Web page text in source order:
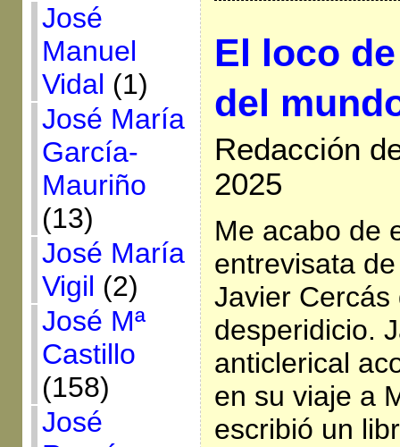
José
Manuel
Vidal (1)
José María
García-
Mauriño
(13)
José María
Vigil (2)
José Mª
Castillo
(158)
José
El loco
del
Redacción
2025
Me acabo de
entrevisata
Javier
desperidicio.
anticlerical
en su viaje a
escribió un